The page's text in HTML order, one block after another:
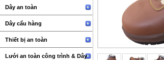
Dây an toàn
Dây cẩu hàng
Thiết bị an toàn
Lưới an toàn công trình & Dây